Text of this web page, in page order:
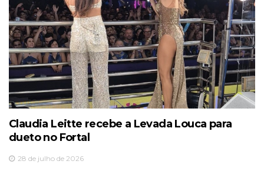
Claudia Leitte recebe a Levada Louca para
dueto no Fortal
28 de julho de 2026